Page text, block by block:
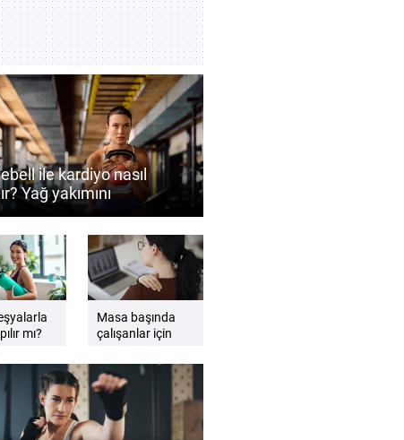
ile kardiyo nasıl
Yağ yakımını
antrenman
mı?
Masa başında
çalışanlar için
esnemeleri